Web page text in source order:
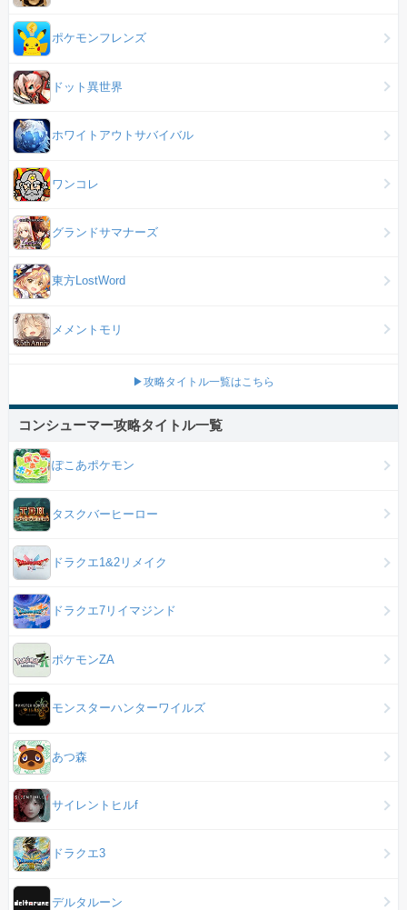
ポケモンフレンズ
ドット異世界
ホワイトアウトサバイバル
ワンコレ
グランドサマナーズ
東方LostWord
メメントモリ
▶攻略タイトル一覧はこちら
コンシューマー攻略タイトル一覧
ぽこあポケモン
タスクバーヒーロー
ドラクエ1&2リメイク
ドラクエ7リイマジンド
ポケモンZA
モンスターハンターワイルズ
あつ森
サイレントヒルf
ドラクエ3
デルタルーン